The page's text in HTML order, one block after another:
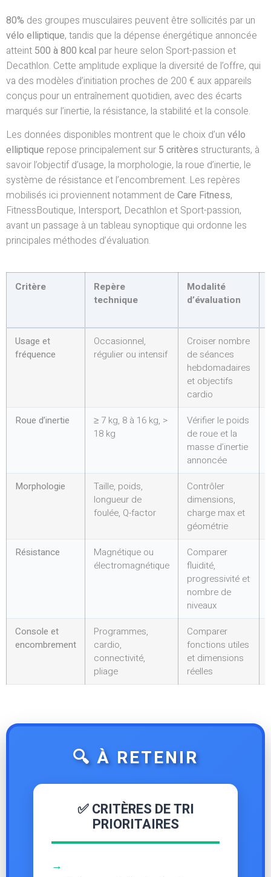
80% des groupes musculaires peuvent être sollicités par un
vélo elliptique, tandis que la dépense énergétique annoncée
atteint 500 à 800 kcal par heure selon Sport-passion et
Decathlon. Cette amplitude explique la diversité de l’offre, qui
va des modèles d’initiation proches de 200 € aux appareils
conçus pour un entraînement quotidien, avec des écarts
marqués sur l’inertie, la résistance, la stabilité et la console.
Les données disponibles montrent que le choix d’un vélo
elliptique repose principalement sur 5 critères structurants, à
savoir l’objectif d’usage, la morphologie, la roue d’inertie, le
système de résistance et l’encombrement. Les repères
mobilisés ici proviennent notamment de Care Fitness,
FitnessBoutique, Intersport, Decathlon et Sport-passion,
avant un passage à un tableau synoptique qui ordonne les
principales méthodes d’évaluation.
Critère
Repère
technique
Modalité
d’évaluation
Usage et
fréquence
Occasionnel,
régulier ou intensif
Croiser nombre
de séances
hebdomadaires
et objectifs
cardio
Roue d’inertie
≥ 7 kg, 8 à 16 kg, >
18 kg
Vérifier le poids
de roue et la
masse d’inertie
annoncée
Morphologie
Taille, poids,
longueur de
foulée, Q-factor
Contrôler
dimensions,
charge max et
géométrie
Résistance
Magnétique ou
électromagnétique
Comparer
fluidité,
progressivité et
nombre de
niveaux
Console et
encombrement
Programmes,
cardio,
connectivité,
pliage
Comparer
fonctions utiles
et dimensions
réelles
🔍 À RETENIR
✅ CRITÈRES DE TRI
PRIORITAIRES
→